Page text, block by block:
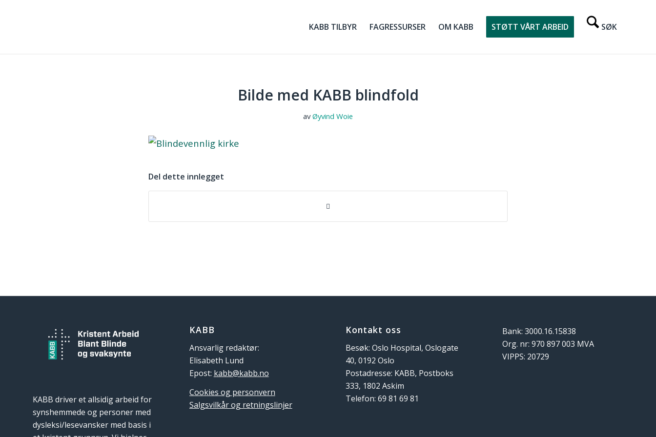
KABB TILBYR FAGRESSURSER OM KABB STØTT VÅRT ARBEID
Bilde med KABB blindfold
avØyvind Woie
Del dette innlegget
KABB driver et allsidig arbeid for
synshemmede og personer med
dysleksi/lesevansker med basis i
KABB
Ansvarlig redaktør:
Elisabeth Lund
Epost: kabb@kabb.no
Cookies og personvern
Salgsvilkår og retningslinjer
Kontakt oss
Besøk: Oslo Hospital, Oslogate
40, 0192 Oslo
Postadresse: KABB, Postboks
333, 1802 Askim
Telefon: 69 81 69 81
Bank: 3000.16.15838
Org. nr: 970 897 003 MVA
VIPPS: 20729